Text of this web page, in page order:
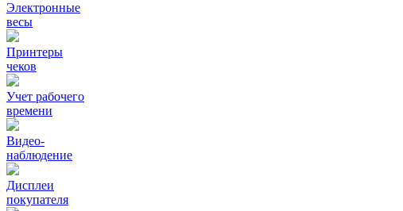
Электронные
весы
Принтеры
чеков
Учет рабочего
времени
Видео‑
наблюдение
Дисплеи
покупателя